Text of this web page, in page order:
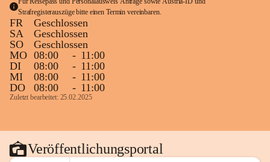
Strafregisterauszüge bitte einen Termin vereinbaren.
FR
Geschlossen
SA
Geschlossen
SO
Geschlossen
MO 08:00 - 11:00
DI
08:00 - 11:00
MI
08:00 - 11:00
DO
08:00 - 11:00
Zuletzt bearbeitet: 25.02.2025
Veröffentlichungsportal